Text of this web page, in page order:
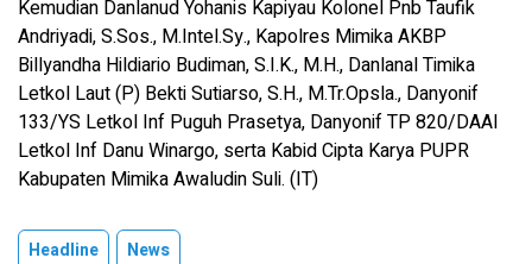
Kemudian Danlanud Yohanis Kapiyau Kolonel Pnb Taufik
Andriyadi, S.Sos., M.Intel.Sy., Kapolres Mimika AKBP
Billyandha Hildiario Budiman, S.I.K., M.H., Danlanal Timika
Letkol Laut (P) Bekti Sutiarso, S.H., M.Tr.Opsla., Danyonif
133/YS Letkol Inf Puguh Prasetya, Danyonif TP 820/DAAI
Letkol Inf Danu Winargo, serta Kabid Cipta Karya PUPR
Kabupaten Mimika Awaludin Suli. (IT)
Headline News